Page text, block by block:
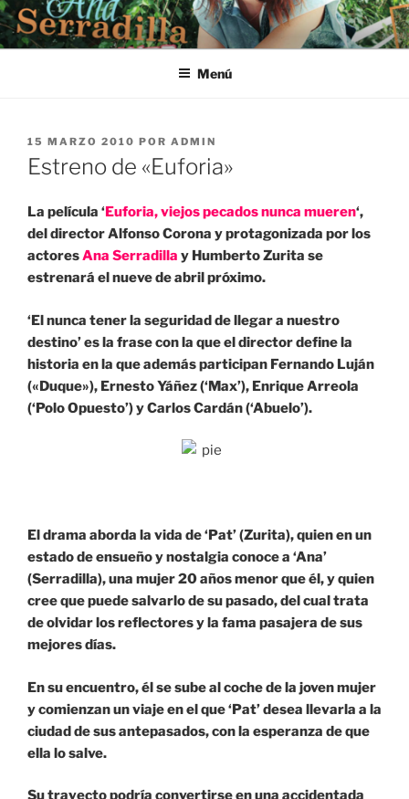
Saltar
al
contenido
Menú
PUBLICADO
EL
15 MARZO 2010 POR ADMIN
Estreno de «Euforia»
La película ‘Euforia, viejos pecados nunca mueren‘,
del director Alfonso Corona y protagonizada por los
actoresAna Serradilla y Humberto Zurita se
estrenará el nueve de abril próximo.
‘El nunca tener la seguridad de llegar a nuestro
destino’ es la frase con la que el director define la
historia en la que además participan Fernando Luján
(«Duque»), Ernesto Yáñez (‘Max’), Enrique Arreola
(‘Polo Opuesto’) y Carlos Cardán (‘Abuelo’).
El drama aborda la vida de ‘Pat’ (Zurita), quien en un
estado de ensueño y nostalgia conoce a ‘Ana’
(Serradilla), una mujer 20 años menor que él, y quien
cree que puede salvarlo de su pasado, del cual trata
de olvidar los reflectores y la fama pasajera de sus
mejores días.
En su encuentro, él se sube al coche de la joven mujer
y comienzan un viaje en el que ‘Pat’ desea llevarla a la
ciudad de sus antepasados, con la esperanza de que
ella lo salve.
Su trayecto podría convertirse en una accidentada